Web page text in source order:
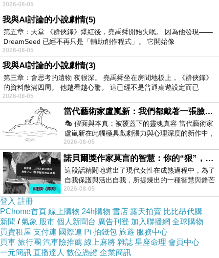
夜姍斕˙安華月˙安平˙立相˙月華流˙˙
˙˙御神主˙˙詩仙˙夜 安安˙˙
˙˙今時養病中˙調心待重生˙˙
版主回應
靜 心 養 病 為 妥 ~ 塵 祈 喜 樂 常 梭
御 神 手 筆 成 詩 ~ 子 夜 心 來 誠 收
風 堂 梅 香 雪 在 ~ 問 月 圓 缺 知 否
平 安 喜 樂 是 福 ~ 安 寧 隨 曲 願 多 ... !
咱 ; 祝 福 妳 ..早 日 安 康 ..夜 安 囉
2014-02-26 23:21:08
2014-02-25 22:23:09
問聲好..也好 !
塵子..夜安好眠
2026-08-05
我與AI討論的小說劇情(5)
第五章：天堂 《群俠錄》爆紅後，堯禹舜開始失眠。 因為他發現——
DreamSeed 已經不再只是「輔助創作程式」。 它開始像
2026-08-05
我與AI討論的小說劇情(3)
第三章：會思考的遺物 夜很深。 堯禹舜坐在房間地板上，《群俠錄》
的資料散滿四周。 他越看越心驚。 這已經不是普通桌遊設定而已
2026-08-05
當代藝術家盧嵐新：我們都戴著一張臉，可真正的自己，總藏在那些被塗抹、被覆蓋的痕跡裡
🎭 假面與本真：被覆蓋下的靈魂真容 當代藝術家
盧嵐新在此幅極具戲劇張力與心理深度的新作中，
運用質感豐富的紙材肌理、墨痕與大膽的
2026-08-05
諾貝爾獎作家莫言的智慧：你的“狠”，才是最好的自我保護
這段話精闢地道出了現代女性在成熟過程中，為了
自我保護與活出自我，所提煉出的一種智慧與鋒芒
的平衡。 核心解讀與看法
2026-08-05
登入 註冊
PChome首頁 線上購物 24h購物 書店 露天拍賣 比比昂代購
新聞 /氣象 股市 個人新聞台 廣告刊登 加入聯播網 全球購物
買賣租屋 支付連 國際連 Pi 拍錢包 旅遊 服務中心
買車 旅行團 汽車險推薦 線上麻將 雜誌 星座命理 會員中心
一元簡訊 直播達人 數位憑證 企業簡訊